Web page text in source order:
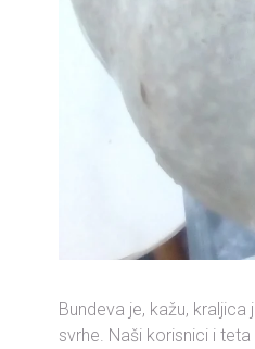
Bundeva je, kažu,
svrhe. Naši korisnici i